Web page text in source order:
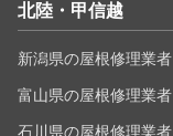
北陸・甲信越
新潟県の屋根修理業者
富山県の屋根修理業者
石川県の屋根修理業者